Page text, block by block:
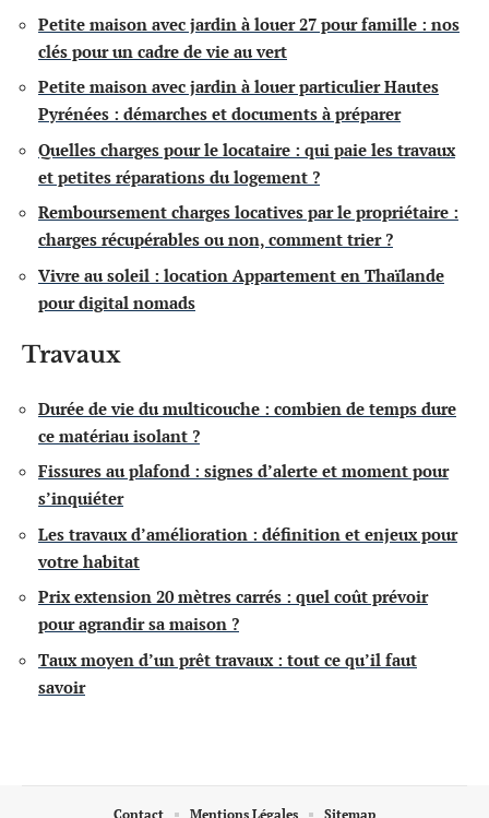
Petite maison avec jardin à louer 27 pour famille : nos
clés pour un cadre de vie au vert
Petite maison avec jardin à louer particulier Hautes
Pyrénées : démarches et documents à préparer
Quelles charges pour le locataire : qui paie les travaux
et petites réparations du logement ?
Remboursement charges locatives par le propriétaire :
charges récupérables ou non, comment trier ?
Vivre au soleil : location Appartement en Thaïlande
pour digital nomads
Travaux
Durée de vie du multicouche : combien de temps dure
ce matériau isolant ?
Fissures au plafond : signes d’alerte et moment pour
s’inquiéter
Les travaux d’amélioration : définition et enjeux pour
votre habitat
Prix extension 20 mètres carrés : quel coût prévoir
pour agrandir sa maison ?
Taux moyen d’un prêt travaux : tout ce qu’il faut
savoir
Contact Mentions Légales Sitemap